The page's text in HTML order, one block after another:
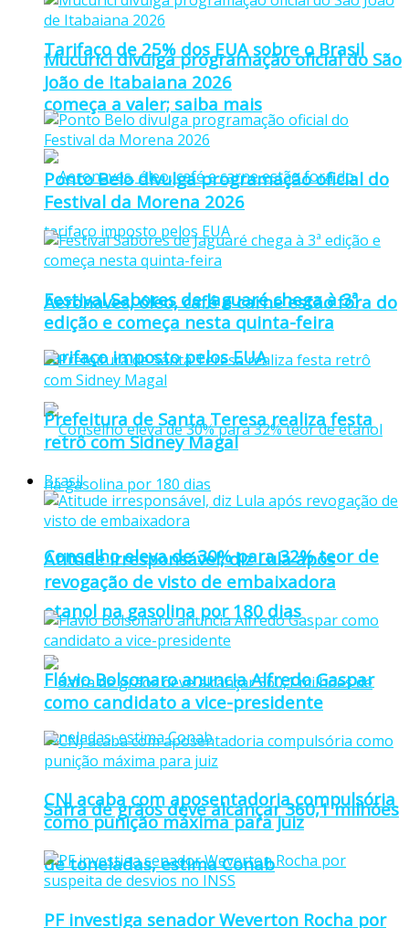
Tarifaço de 25% dos EUA sobre o Brasil
começa a valer; saiba mais
Aeronaves, óleo, café e carne estão fora do
tarifaço imposto pelos EUA
Conselho eleva de 30% para 32% teor de
etanol na gasolina por 180 dias
Safra de grãos deve alcançar 360,1 milhões
de toneladas, estima Conab
Mucurici divulga programação oficial do São
João de Itabaiana 2026
Ponto Belo divulga programação oficial do
Festival da Morena 2026
Festival Sabores de Jaguaré chega à 3ª
edição e começa nesta quinta-feira
Prefeitura de Santa Teresa realiza festa
retrô com Sidney Magal
Brasil
Atitude irresponsável, diz Lula após
revogação de visto de embaixadora
Flávio Bolsonaro anuncia Alfredo Gaspar
como candidato a vice-presidente
CNJ acaba com aposentadoria compulsória
como punição máxima para juiz
PF investiga senador Weverton Rocha por